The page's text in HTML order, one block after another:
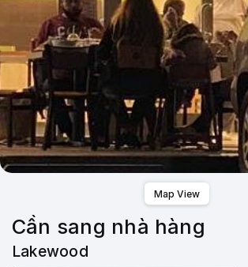
Map View
Cần sang nhà hàng
Lakewood